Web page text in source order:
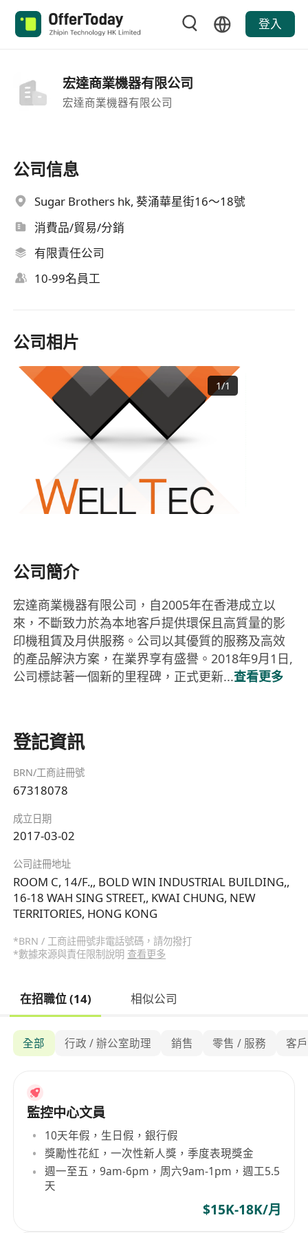
登入
宏達商業機器有限公司
宏達商業機器有限公司
公司信息
Sugar Brothers hk, 葵涌華星街16～18號
消費品/貿易/分銷
有限責任公司
10-99名員工
公司相片
1/1
公司簡介
宏達商業機器有限公司，自2005年在香港成立以
來，不斷致力於為本地客戶提供環保且高質量的影
印機租賃及月供服務。公司以其優質的服務及高效
的產品解決方案，在業界享有盛譽。2018年9月1日,
公司標誌著一個新的里程碑，正式更新...查看更多
登記資訊
BRN/工商註冊號
67318078
成立日期
2017-03-02
公司註冊地址
ROOM C, 14/F.,, BOLD WIN INDUSTRIAL BUILDING,,
16-18 WAH SING STREET,, KWAI CHUNG, NEW
TERRITORIES, HONG KONG
*BRN / 工商註冊號非電話號碼，請勿撥打
*數據來源與責任限制說明 查看更多
在招職位 (14) 相似公司
全部 行政 / 辦公室助理 銷售 零售 / 服務 客
監控中心文員
10天年假，生日假，銀行假
獎勵性花紅，一次性新人獎，季度表現獎金
週一至五，9am-6pm，周六9am-1pm，週工5.5
天
$15K-18K/月